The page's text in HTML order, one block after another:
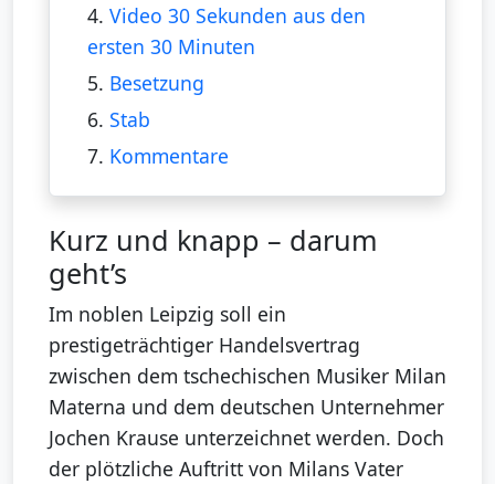
4. Video 30 Sekunden aus den
ersten 30 Minuten
5. Besetzung
6. Stab
7. Kommentare
Kurz und knapp – darum
geht’s
Im noblen Leipzig soll ein
prestigeträchtiger Handelsvertrag
zwischen dem tschechischen Musiker Milan
Materna und dem deutschen Unternehmer
Jochen Krause unterzeichnet werden. Doch
der plötzliche Auftritt von Milans Vater